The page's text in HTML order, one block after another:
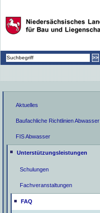
Aktuelles
Baufachliche Richtlinien Abwasser
FIS Abwasser
Unterstützungsleistungen
Schulungen
Fachveranstaltungen
FAQ